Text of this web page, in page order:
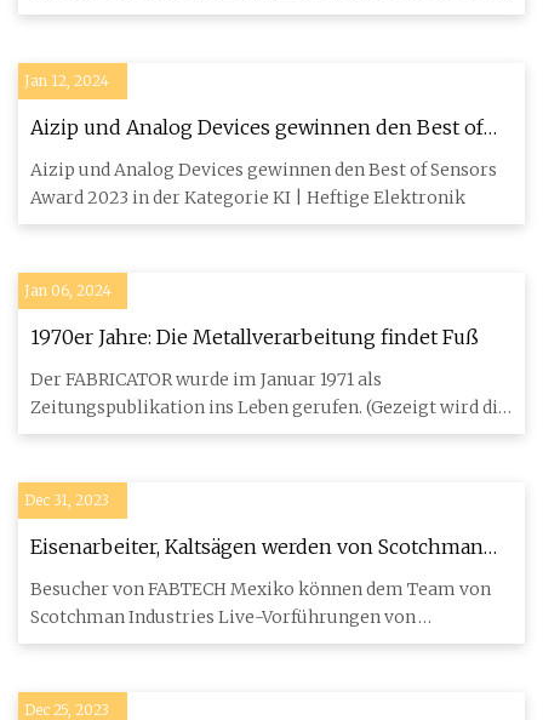
Corp. gab bekan
Jan 12, 2024
Aizip und Analog Devices gewinnen den Best of
Sensors Award 2023 im Bereich KI
Aizip und Analog Devices gewinnen den Best of Sensors
Award 2023 in der Kategorie KI | Heftige Elektronik
Jan 06, 2024
1970er Jahre: Die Metallverarbeitung findet Fuß
Der FABRICATOR wurde im Januar 1971 als
Zeitungspublikation ins Leben gerufen. (Gezeigt wird die
Ausgabe Juli/August 197
Dec 31, 2023
Eisenarbeiter, Kaltsägen werden von Scotchman
Industries live vorgeführt
Besucher von FABTECH Mexiko können dem Team von
Scotchman Industries Live-Vorführungen von
Eisenarbeitern und Sägen zus
Dec 25, 2023